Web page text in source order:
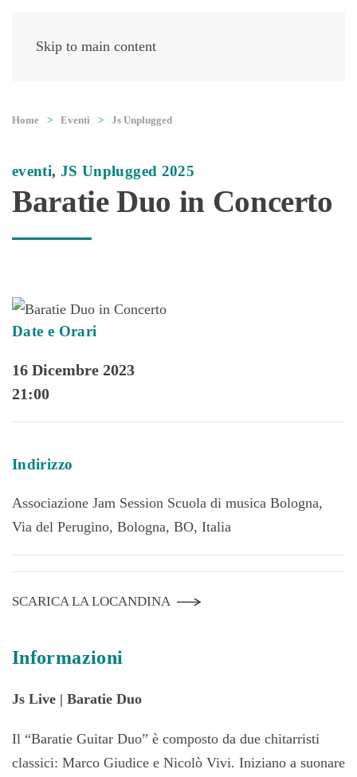
Skip to main content
Home Eventi Js Unplugged
eventi, JS Unplugged 2025
Baratie Duo in Concerto
Date e Orari
16 Dicembre 2023
21:00
Indirizzo
Associazione Jam Session Scuola di musica Bologna,
Via del Perugino, Bologna, BO, Italia
SCARICA LA LOCANDINA
Informazioni
Js Live | Baratie Duo
Il “Baratie Guitar Duo” è composto da due chitarristi
classici: Marco Giudice e Nicolò Vivi. Iniziano a suonare